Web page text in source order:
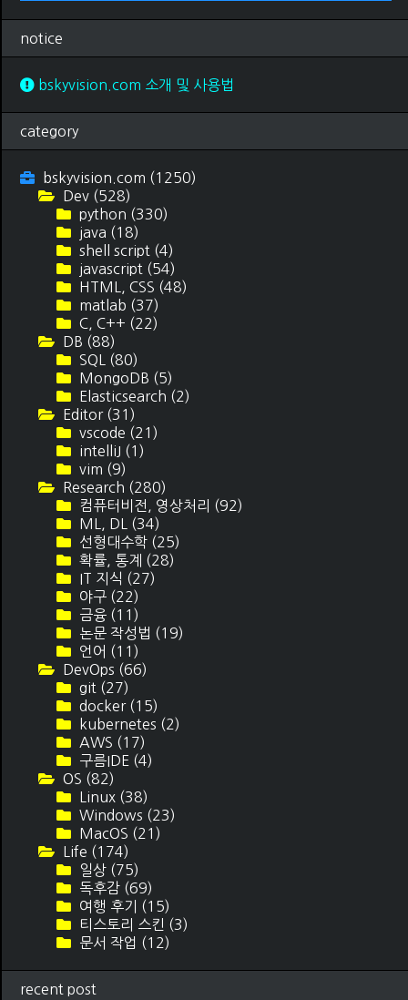
notice
bskyvision.com 소개 및 사용법
category
bskyvision.com (1250)
Dev (528)
python (330)
java (18)
shell script (4)
javascript (54)
HTML, CSS (48)
matlab (37)
C, C++ (22)
DB (88)
SQL (80)
MongoDB (5)
Elasticsearch (2)
Editor (31)
vscode (21)
intelliJ (1)
vim (9)
Research (280)
컴퓨터비전, 영상처리 (92)
ML, DL (34)
선형대수학 (25)
확률, 통계 (28)
IT 지식 (27)
야구 (22)
금융 (11)
논문 작성법 (19)
언어 (11)
DevOps (66)
git (27)
docker (15)
kubernetes (2)
AWS (17)
구름IDE (4)
OS (82)
Linux (38)
Windows (23)
MacOS (21)
Life (174)
일상 (75)
독후감 (69)
여행 후기 (15)
티스토리 스킨 (3)
문서 작업 (12)
recent post